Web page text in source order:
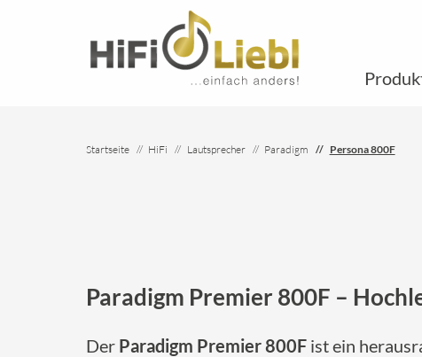
Startseite HiFi Lautsprecher Paradigm Persona 800F
Paradigm Premier 800F –
Der Paradigm Premier 800F ist ein